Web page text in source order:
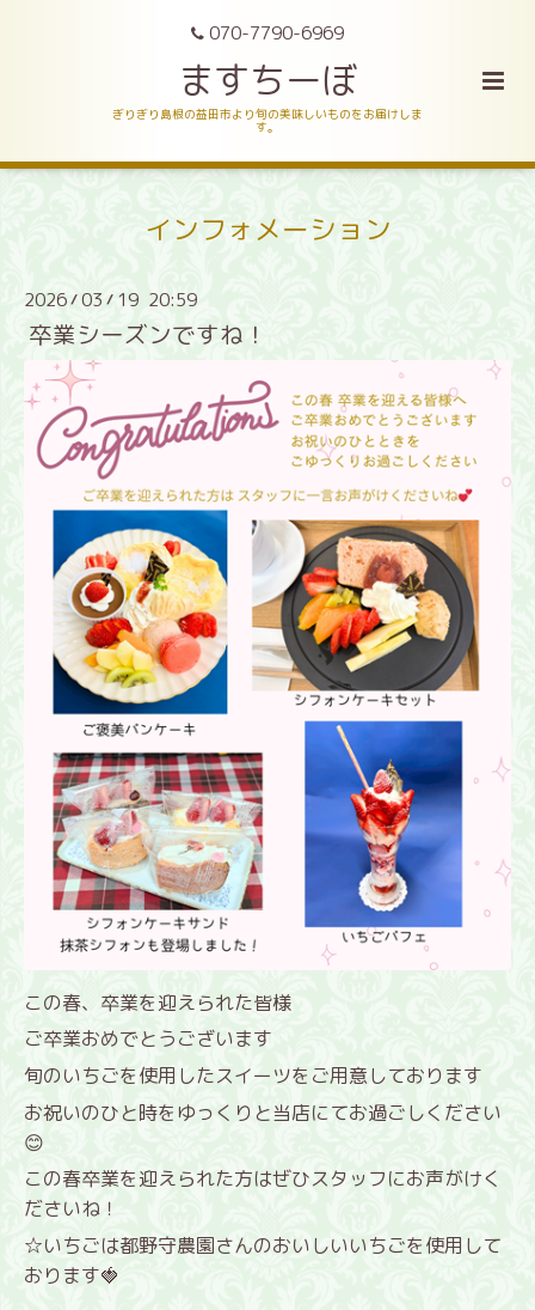
070-7790-6969
ますちーぼ
ぎりぎり島根の益田市より旬の美味しいものをお届けしま
す。
インフォメーション
2026/03 / 19 20:59
卒業シーズンですね！
この春、卒業を迎えられた皆様
ご卒業おめでとうございます
旬のいちごを使用したスイーツをご用意しております
お祝いのひと時をゆっくりと当店にてお過ごしください
😊
この春卒業を迎えられた方はぜひスタッフにお声がけく
ださいね！
☆いちごは都野守農園さんのおいしいいちごを使用して
おります🍓